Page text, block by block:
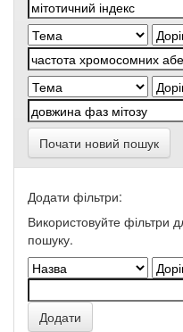
Почати новий пошук
Додати фільтри:
Використовуйте фільтри
пошуку.